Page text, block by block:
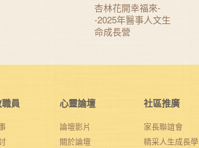
杏林花開幸福來-
-2025年醫事人文生
命成長營
員 心靈論壇
論壇影片
關於論壇
社區推廣
家長聯誼會
精采人生成長學